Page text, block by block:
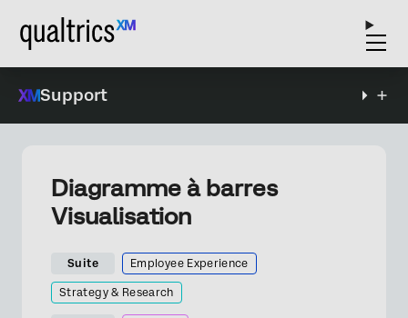
Support
Diagramme à barres
Visualisation
Suite Employee Experience
Strategy & Research